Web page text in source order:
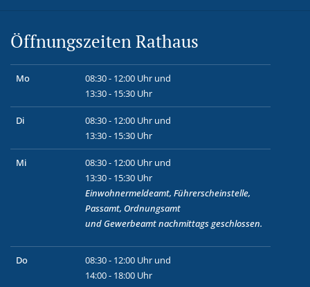
Öffnungszeiten Rathaus
Mo
08:30 - 12:00 Uhr und
13:30 - 15:30 Uhr
Di
08:30 - 12:00 Uhr und
13:30 - 15:30 Uhr
Mi
08:30 - 12:00 Uhr und
13:30 - 15:30 Uhr
Einwohnermeldeamt, Führerscheinstelle,
Passamt, Ordnungsamt
und Gewerbeamtnachmittags geschlossen.
Do
08:30 - 12:00 Uhr und
14:00 - 18:00 Uhr